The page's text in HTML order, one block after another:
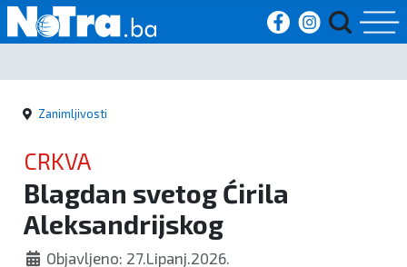
Početna
Vijesti
Sport
Kultura
Zanimljivosti
CRKVA
Blagdan svetog Ćirila
Aleksandrijskog
Objavljeno: 27.Lipanj.2026.